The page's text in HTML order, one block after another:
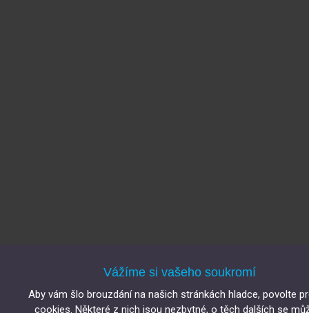
Vážíme si vašeho soukromí
Aby vám šlo brouzdání na našich stránkách hladce, povolte
cookies. Některé z nich jsou nezbytné, o těch dalších se